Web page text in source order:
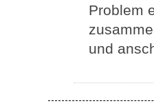
Problem
und